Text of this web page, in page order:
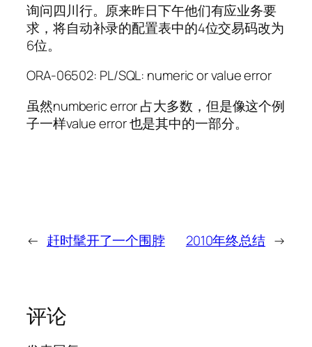
询问四川行。原来昨日下午他们有应业务要
求，将自动补录的配置表中的4位交易码改为
6位。
ORA-06502: PL/SQL: numeric or value error
虽然numberic error 占大多数，但是像这个例
子一样value error 也是其中的一部分。
← 赶时髦开了一个围脖 2010年终总结 →
评论